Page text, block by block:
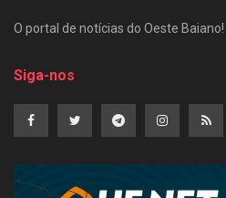
O portal de notícias do Oeste Baiano!
Siga-nos